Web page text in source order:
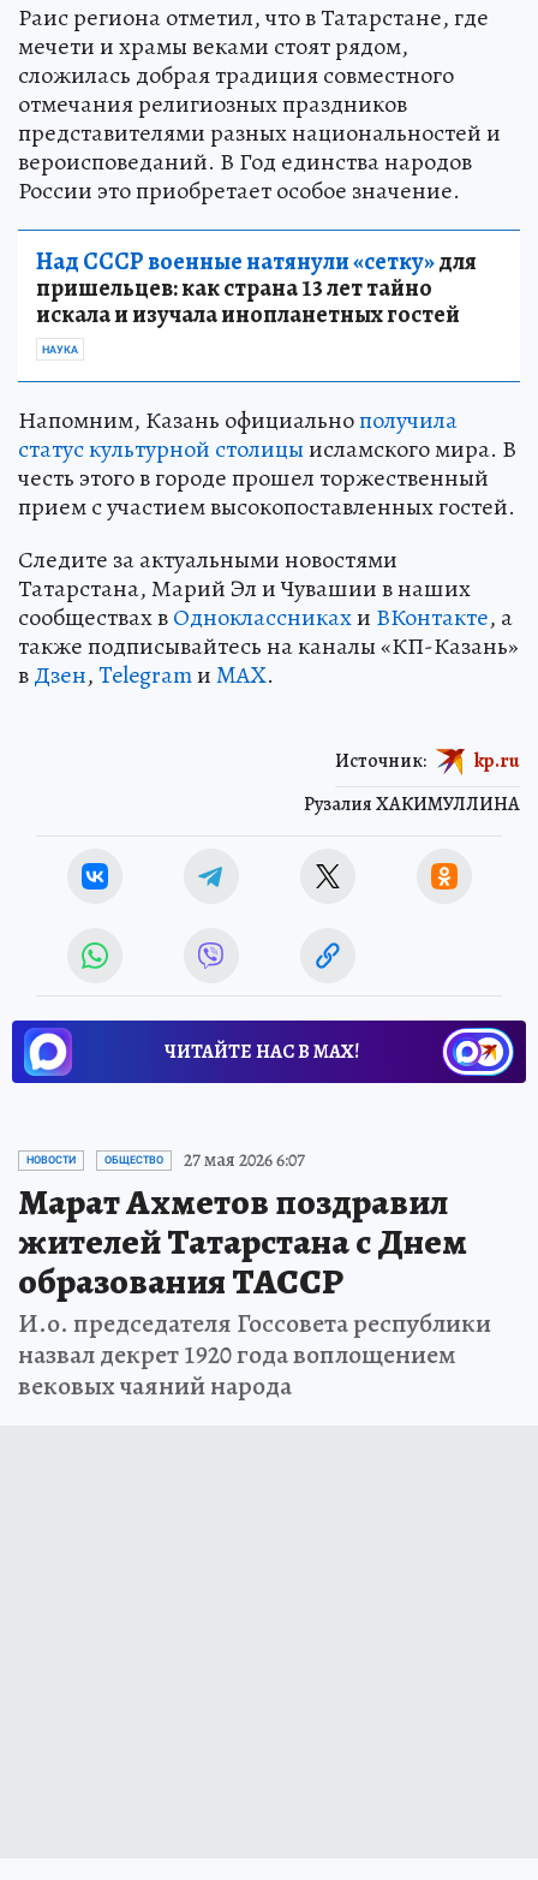
Раис региона отметил, что в Татарстане, где
мечети и храмы веками стоят рядом,
сложилась добрая традиция совместного
отмечания религиозных праздников
представителями разных национальностей и
вероисповеданий. В Год единства народов
России это приобретает особое значение.
Над СССР военные натянули «сетку»для
пришельцев: как страна 13 лет тайно
искала и изучала инопланетных гостей
НАУКА
Напомним, Казань официальнополучила
статус культурной столицыисламского мира. В
честь этого в городе прошел торжественный
прием с участием высокопоставленных гостей.
Следите за актуальными новостями
Татарстана, Марий Эл и Чувашии в наших
сообществах вОдноклассникахи ВКонтакте, а
также подписывайтесь на каналы «КП-Казань»
вДзен,TelegramиMAX.
Рузалия ХАКИМУЛЛИНА
Источник: kp.ru
ЧИТАЙТЕ НАС В МАХ!
НОВОСТИ ОБЩЕСТВО 27 мая 2026 6:07
Марат Ахметов поздравил
жителей Татарстана с Днем
образования ТАССР
И.о. председателя Госсовета республики
назвал декрет 1920 года воплощением
вековых чаяний народа